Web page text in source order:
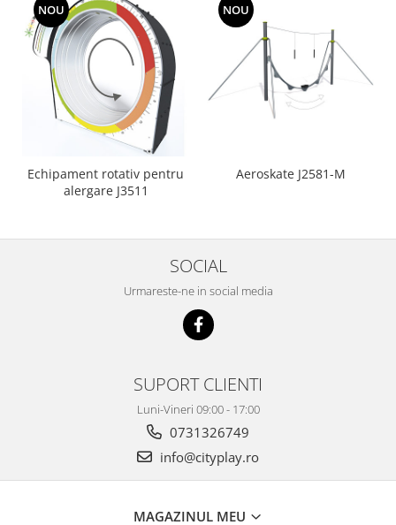
NOU
Echipament rotativ pentru
alergare J3511
NOU
Aeroskate J2581-M
SOCIAL
Urmareste-ne in social media
SUPORT CLIENTI
Luni-Vineri 09:00 - 17:00
0731326749
info@cityplay.ro
MAGAZINUL MEU